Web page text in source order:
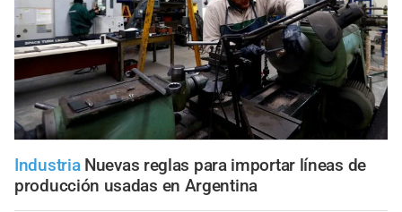
Industria Nuevas reglas para importar líneas de
producción usadas en Argentina